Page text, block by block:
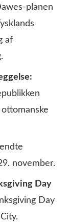
planen
af
november.
Day
Day